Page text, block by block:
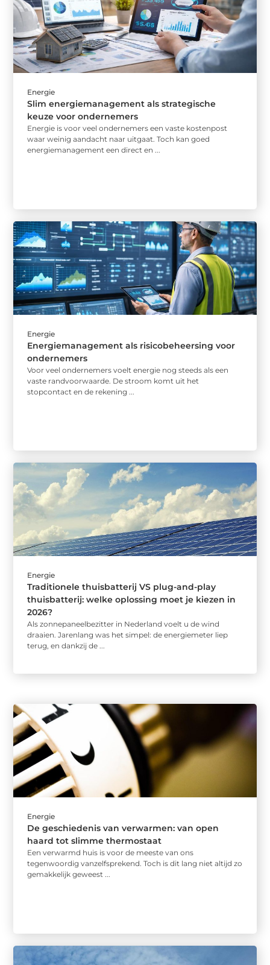
Energie
Slim energiemanagement als strategische
keuze voor ondernemers
Energie is voor veel ondernemers een vaste kostenpost
waar weinig aandacht naar uitgaat. Toch kan goed
energiemanagement een direct en ...
Energie
Energiemanagement als risicobeheersing voor
ondernemers
Voor veel ondernemers voelt energie nog steeds als een
vaste randvoorwaarde. De stroom komt uit het
stopcontact en de rekening ...
Energie
Traditionele thuisbatterij VS plug-and-play
thuisbatterij: welke oplossing moet je kiezen in
2026?
Als zonnepaneelbezitter in Nederland voelt u de wind
draaien. Jarenlang was het simpel: de energiemeter liep
terug, en dankzij de ...
Energie
De geschiedenis van verwarmen: van open
haard tot slimme thermostaat
Een verwarmd huis is voor de meeste van ons
tegenwoordig vanzelfsprekend. Toch is dit lang niet altijd zo
gemakkelijk geweest ...